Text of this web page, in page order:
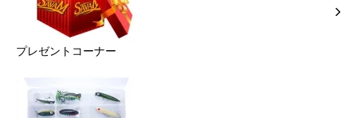
プレゼントコーナー